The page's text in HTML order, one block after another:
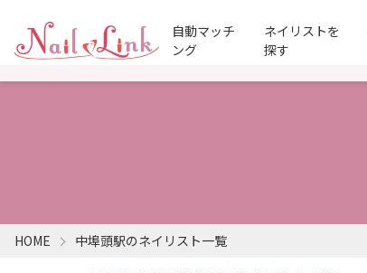
自動マッチ
ング
ネイリストを
探す
HOME 中埠頭駅のネイリスト一覧